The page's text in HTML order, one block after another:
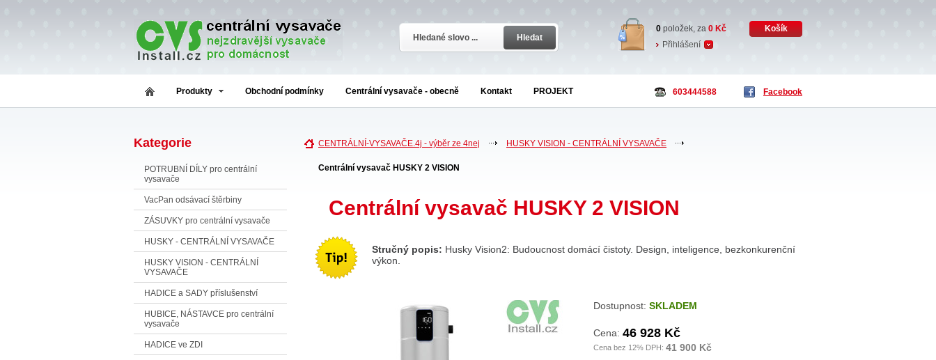
Hledat
0 položek, za 0 Kč
Košík
Přihlášení
603444588 Facebook
Produkty Obchodní podmínky Centrální vysavače - obecně Kontakt PROJEKT
Kategorie
POTRUBNÍ DÍLY pro centrální
vysavače
VacPan odsávací štěrbiny
ZÁSUVKY pro centrální vysavače
HUSKY - CENTRÁLNÍ VYSAVAČE
HUSKY VISION - CENTRÁLNÍ
VYSAVAČE
HADICE a SADY příslušenství
HUBICE, NÁSTAVCE pro centrální
vysavače
HADICE ve ZDI
CENTRÁLNÍ-VYSAVAČE.4j - výběr ze 4nej HUSKY VISION - CENTRÁLNÍ VYSAVAČE
Centrální vysavač HUSKY 2 VISION
Centrální vysavač HUSKY 2 VISION
Stručný popis: Husky Vision2: Budoucnost domácí čistoty. Design, inteligence, bezkonkurenční
výkon.
Dostupnost: SKLADEM
Cena: 46 928 Kč
Cena bez 12% DPH: 41 900 Kč